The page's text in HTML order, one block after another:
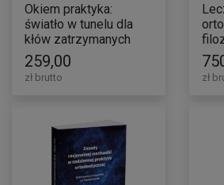
Okiem praktyka:
światło w tunelu dla
kłów zatrzymanych
przeznaczonych do
ekstrakcji
259,00
zł brutto zł